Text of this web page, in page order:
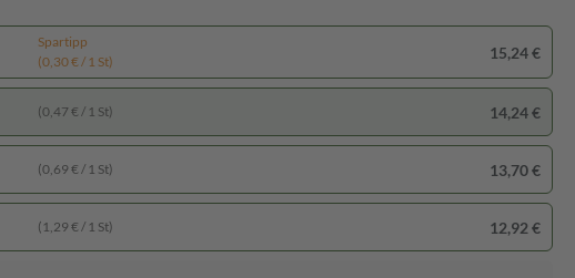
Spartipp
(0,30 € / 1 St)
15,24 €
(0,47 € / 1 St) 14,24 €
(0,69 € / 1 St) 13,70 €
(1,29 € / 1 St) 12,92 €